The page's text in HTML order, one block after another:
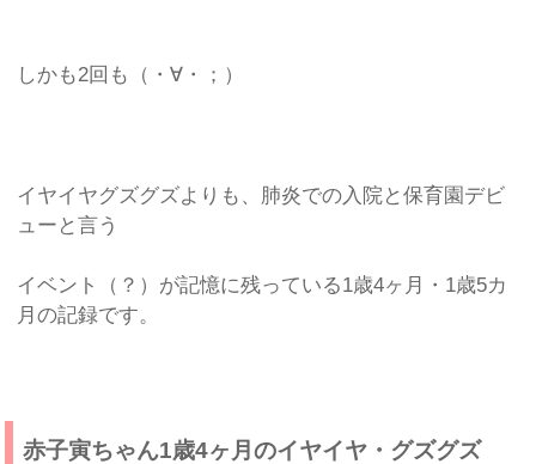
しかも2回も（・∀・；）
イヤイヤグズグズよりも、肺炎での入院と保育園デビ
ューと言う
イベント（？）が記憶に残っている1歳4ヶ月・1歳5カ
月の記録です。
赤子寅ちゃん1歳4ヶ月のイヤイヤ・グズグズ